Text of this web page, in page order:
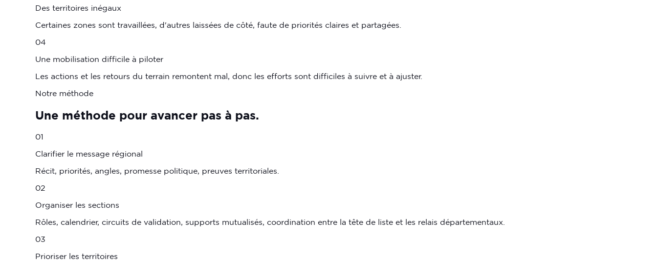
Des territoires inégaux
Certaines zones sont travaillées, d'autres laissées de côté, faute de priorités claires et partagées.
04
Une mobilisation difficile à piloter
Les actions et les retours du terrain remontent mal, donc les efforts sont difficiles à suivre et à ajuster.
Notre méthode
Une méthode pour avancer pas à pas.
01
Clarifier le message régional
Récit, priorités, angles, promesse politique, preuves territoriales.
02
Organiser les sections
Rôles, calendrier, circuits de validation, supports mutualisés, coordination entre la tête de liste et les relais départementaux.
03
Prioriser les territoires